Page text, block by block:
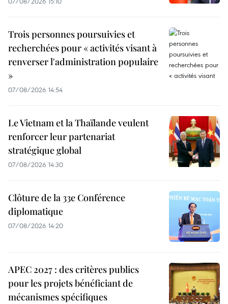
Trois personnes poursuivies et
recherchées pour « activités visant à
renverser l'administration populaire
»
07/08/2026 14:54
Le Vietnam et la Thaïlande veulent
renforcer leur partenariat
stratégique global
07/08/2026 14:30
Clôture de la 33e Conférence
diplomatique
07/08/2026 14:20
APEC 2027 : des critères publics
pour les projets bénéficiant de
mécanismes spécifiques